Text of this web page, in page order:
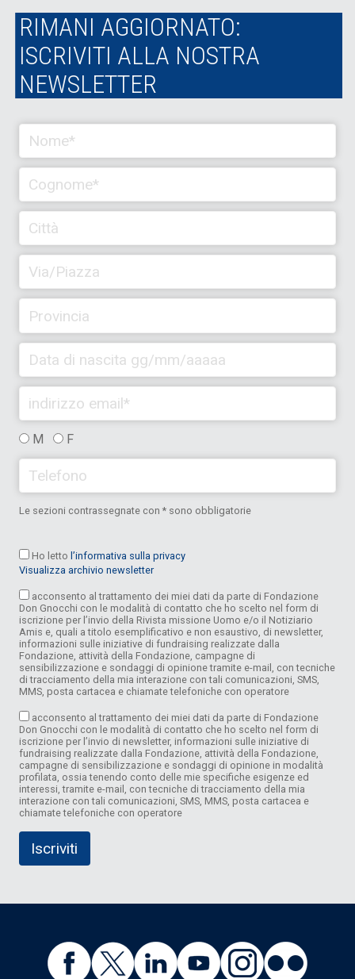
RIMANI AGGIORNATO:
ISCRIVITI ALLA NOSTRA
NEWSLETTER
M F
Le sezioni contrassegnate con * sono obbligatorie
Ho letto l’informativa sulla privacy
Visualizza archivio newsletter
acconsento al trattamento dei miei dati da parte di Fondazione
Don Gnocchi con le modalità di contatto che ho scelto nel form di
iscrizione per l’invio della Rivista missione Uomo e/o il Notiziario
Amis e, quali a titolo esemplificativo e non esaustivo, di newsletter,
informazioni sulle iniziative di fundraising realizzate dalla
Fondazione, attività della Fondazione, campagne di
sensibilizzazione e sondaggi di opinione tramite e-mail, con tecniche
di tracciamento della mia interazione con tali comunicazioni, SMS,
MMS, posta cartacea e chiamate telefoniche con operatore
acconsento al trattamento dei miei dati da parte di Fondazione
Don Gnocchi con le modalità di contatto che ho scelto nel form di
iscrizione per l’invio di newsletter, informazioni sulle iniziative di
fundraising realizzate dalla Fondazione, attività della Fondazione,
campagne di sensibilizzazione e sondaggi di opinione in modalità
profilata, ossia tenendo conto delle mie specifiche esigenze ed
interessi, tramite e-mail, con tecniche di tracciamento della mia
interazione con tali comunicazioni, SMS, MMS, posta cartacea e
chiamate telefoniche con operatore